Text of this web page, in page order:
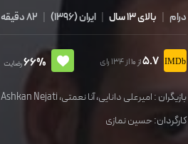
درام | بالای 13 سال | ایران(
1396
)
|
5.7از 10 از 134 رای 66%رضایت
بازیگران :امیرعلی دانایی،آنا نعمتی،Ashkan Nejati
کارگردان:حسین نمازی